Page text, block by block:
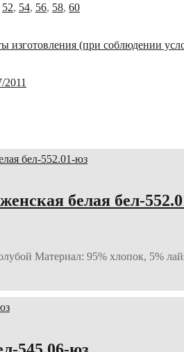
52, 54, 56, 58, 60
изготовления (при соблюдении
белая бел-
Материал: 95% хлопок, 5%